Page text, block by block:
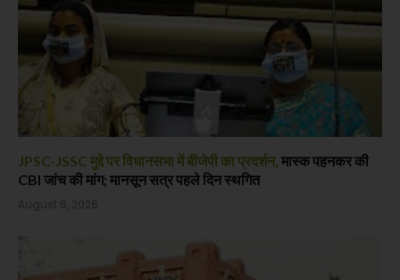
JPSC-JSSC मुद्दे पर विधानसभा में बीजेपी का प्रदर्शन, मास्क पहनकर की
CBI जांच की मांग; मानसून सत्र पहले दिन स्थगित
August 6, 2026